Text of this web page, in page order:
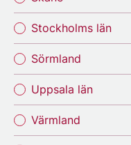
Stockholms län
Sörmland
Uppsala län
Värmland